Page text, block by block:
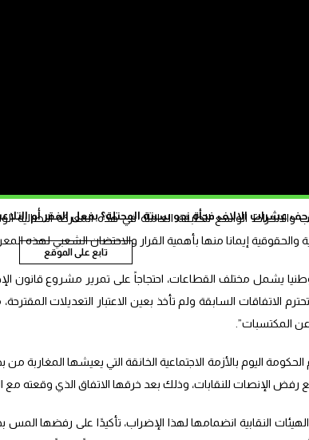
عشرات الالاف فجأة نحو سبتة المحتلة؟ بفعل الفقر أم
تابع على الموقع
النضال بجميع الأشكال الاحتجاجية السلمية”، دفاعًا عن
وهو ما يعتبر استفزازا وتحديا للحركة النقابية مما يزيد
على كل القرارات والقوانين “التي تستهدف المكتسبات
للإضراب والعودة إلى التفاوض الجدي والمسؤول”.
والانخراط الواسع للطبقة العاملة في هذه المعركة النضالية
والحقوقية إيمانا منها بأهمية القرار والاحتضان الشعبي لهذه
وطنيا يشمل مختلف القطاعات، احتجاجاً على تمرير مشروع قانون
الاتفاقات السابقة ولم تأخذ بعين الاعتبار التعديلات المقترحة،
عن المكتسبات”.
اليوم بالأزمة الاجتماعية الخانقة التي يعيشها المغاربة من
رفض الإنصات للنقابات، وذلك بعد خرقها الاتفاق الذي وقعته مع
النقابية انضمامها لهذا الإضراب، تأكيدًا على رفضها المس